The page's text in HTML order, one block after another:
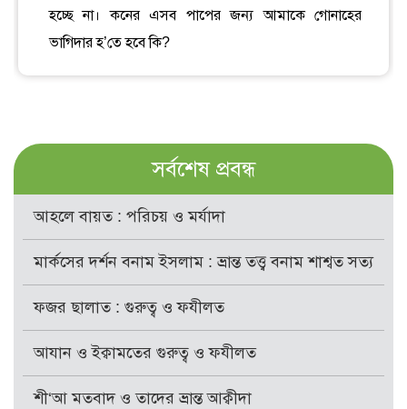
হচ্ছে না। কনের এসব পাপের জন্য আমাকে গোনাহের
ভাগিদার হ’তে হবে কি?
সর্বশেষ প্রবন্ধ
আহলে বায়ত : পরিচয় ও মর্যাদা
মার্কসের দর্শন বনাম ইসলাম : ভ্রান্ত তত্ত্ব বনাম শাশ্বত সত্য
ফজর ছালাত : গুরুত্ব ও ফযীলত
আযান ও ইক্বামতের গুরুত্ব ও ফযীলত
শী‘আ মতবাদ ও তাদের ভ্রান্ত আক্বীদা